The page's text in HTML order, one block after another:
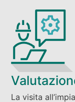
La visita